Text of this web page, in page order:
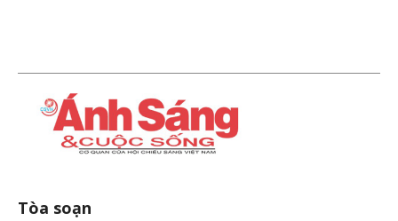
Tòa soạn